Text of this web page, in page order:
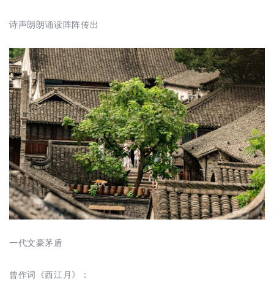
诗声朗朗诵读阵阵传出
一代文豪茅盾
曾作词《西江月》：